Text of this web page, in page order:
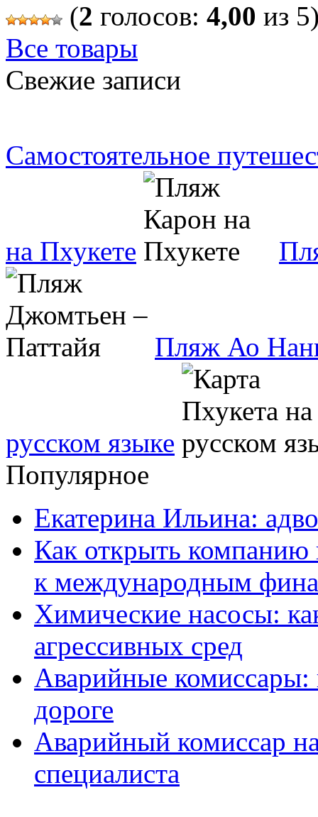
(2 голосов: 4,00 из
Все товары
Свежие записи
Самостоятельное
на Пхукете
Пляж Ао
русском языке
Популярное
Екатерина Ильина:
Как открыть компанию
к международным
Химические насосы:
агрессивных сред
Аварийные
дороге
Аварийный комиссар
специалиста